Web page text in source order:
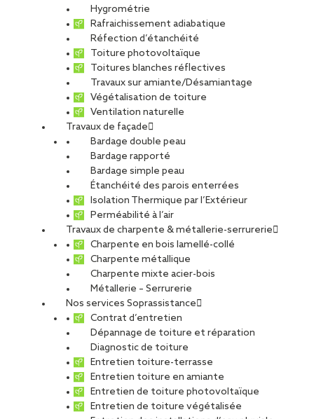
Hygrométrie
Rafraichissement adiabatique
Réfection d’étanchéité
Toiture photovoltaïque
Toitures blanches réflectives
Travaux sur amiante/Désamiantage
Végétalisation de toiture
Ventilation naturelle
Travaux de façade
Bardage double peau
Bardage rapporté
Bardage simple peau
Étanchéité des parois enterrées
Isolation Thermique par l’Extérieur
Perméabilité à l’air
Travaux de charpente & métallerie-serrurerie
Charpente en bois lamellé-collé
Charpente métallique
Charpente mixte acier-bois
Métallerie – Serrurerie
Nos services Soprassistance
Contrat d’entretien
Dépannage de toiture et réparation
Diagnostic de toiture
Entretien toiture-terrasse
Entretien toiture en amiante
Entretien de toiture photovoltaïque
Entretien de toiture végétalisée
TOUS CARRIÈRE
DÉVELOPPEMENT DURABLE
ENTRETIEN ET MAINTENANCE PHOTOVOLTAÏQUE
RÉNOVATION RÉSEAU
Réemploi des aciers : comment un
chantier des années 1960 relève le
défi bas carbone